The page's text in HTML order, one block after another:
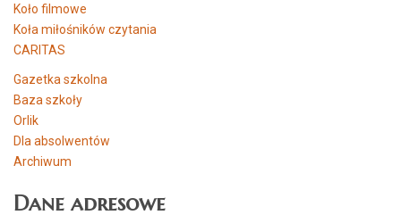
Koło filmowe
Koła miłośników czytania
CARITAS
Gazetka szkolna
Baza szkoły
Orlik
Dla absolwentów
Archiwum
Dane adresowe